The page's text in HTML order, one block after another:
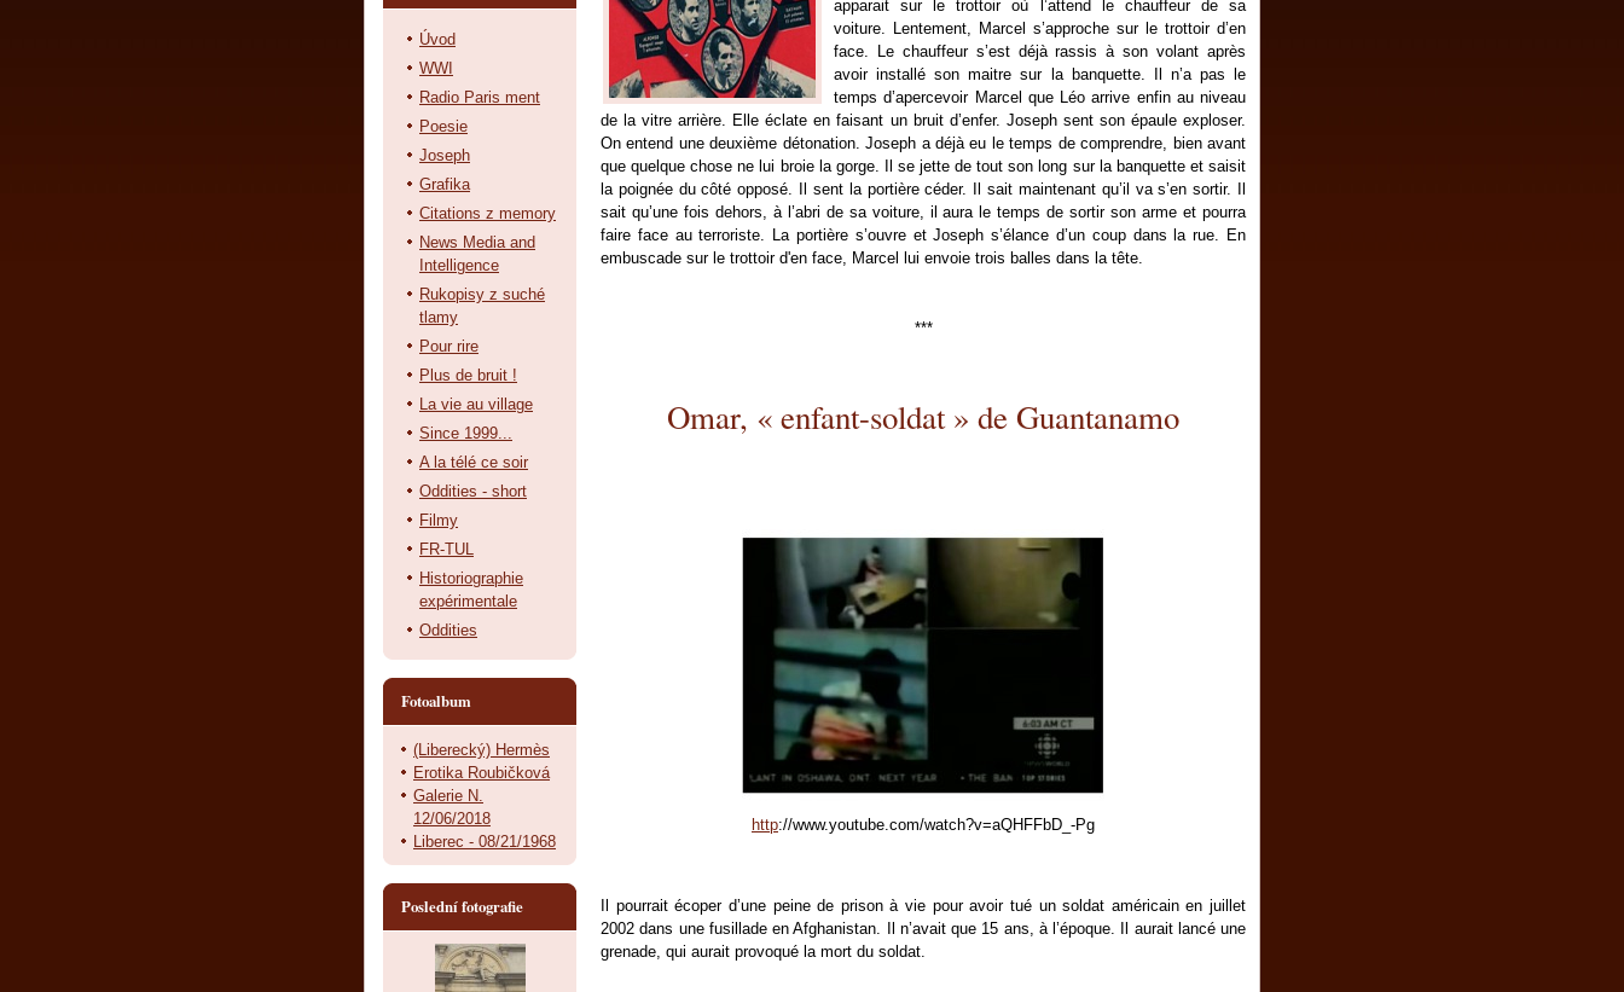
apparait sur le trottoir où l’attend le chauffeur de sa
voiture. Lentement, Marcel s’approche sur le trottoir d’en
face.
Le chauffeur s’est déjà rassis à son volant après
avoir installé son maitre sur la banquette.
Il n’a pas le
temps d’apercevoir Marcel queLéo arrive enfin au niveau
de la vitre arrière. Elleéclate en faisant un bruit d’enfer. Joseph sent son épauleexploser.
On entend une deuxième détonation. Joseph a déjà eu le temps de comprendre, bien avant
que quelque chose ne lui broie la gorge. Il se jette de tout son long sur la banquette et saisit
la poignée du côté opposé. Il sent la portière céder. Il sait maintenant qu’il va s’en sortir. Il
sait qu’une fois dehors, à l’abri de sa voiture, il aura le temps de sortir son arme et pourra
faire face au terroriste. La portière s’ouvre et Joseph s’élance d’un coup dans la rue. En
embuscade sur le trottoir d'en face, Marcel lui envoie trois balles dans la tête.
***
Omar, « enfant-soldat » de Guantanamo
http://www.youtube.com/watch?v=aQHFFbD_-Pg
Il pourrait écoper d’une peine de prison à vie pour avoir tué un soldat américain en juillet
2002 dans une fusillade en Afghanistan. Il n’avait que 15 ans, à l’époque. Il aurait lancé une
grenade, qui aurait provoqué la mort du soldat.
Úvod
WWI
Radio Paris ment
Poesie
Joseph
Grafika
Citations z memory
News Media and
Intelligence
Rukopisy z suché
tlamy
Pour rire
Plus de bruit !
La vie au village
Since 1999...
A la télé ce soir
Oddities - short
Filmy
FR-TUL
Historiographie
expérimentale
Oddities
Fotoalbum
(Liberecký) Hermès
Erotika Roubičková
Galerie N.
12/06/2018
Liberec - 08/21/1968
Poslední fotografie